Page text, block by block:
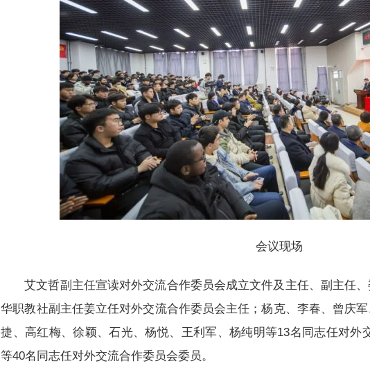
会议现场
艾文哲副主任宣读对外交流合作委员会成立文件及主任、副主任
华职教社副主任姜立任对外交流合作委员会主任；杨克、李春、曾庆
捷、高红梅、徐颖、石光、杨悦、王利军、杨纯明等13名同志任对外
等40名同志任对外交流合作委员会委员。